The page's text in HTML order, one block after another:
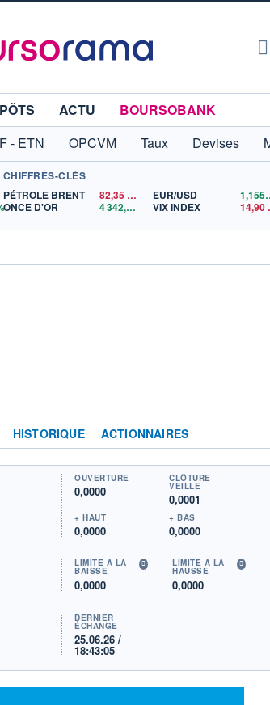
ACTU
BOURSOBANK
- ETN OPCVM Taux Devises
CHIFFRES-CLÉS
PÉTROLE BRENT
82,35$US
ONCE D'OR
4 342,26 $US
EUR/USD
VIX INDEX
14,90
HISTORIQUE ACTIONNAIRES
OUVERTURE
0,0000
CLÔTURE
VEILLE
0,0001
+ HAUT
0,0000
+ BAS
0,0000
LIMITE À LA
BAISSE
0,0000
LIMITE À LA
HAUSSE
0,0000
DERNIER
ÉCHANGE
25.06.26 /
18:43:05